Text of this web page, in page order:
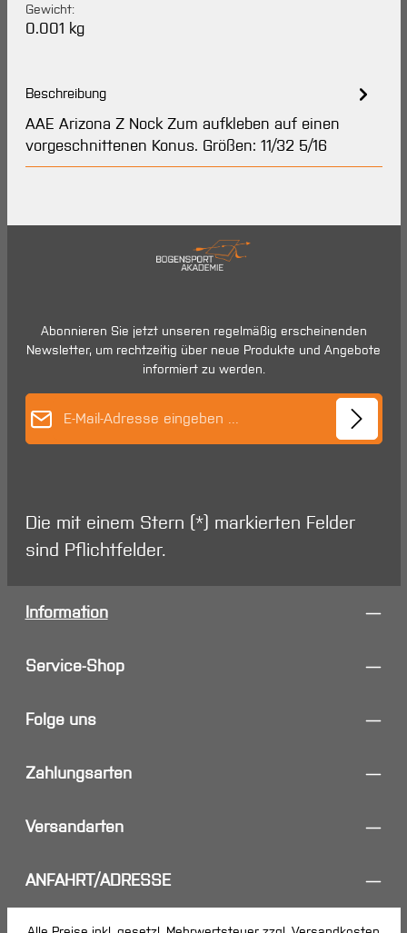
Gewicht:
0.001 kg
Beschreibung
AAE Arizona Z Nock Zum aufkleben auf einen
vorgeschnittenen Konus. Größen: 11/32 5/16
Abonnieren Sie jetzt unseren regelmäßig erscheinenden
Newsletter, um rechtzeitig über neue Produkte und Angebote
informiert zu werden.
Die mit einem Stern (*) markierten Felder
sind Pflichtfelder.
Information
Service-Shop
Folge uns
Zahlungsarten
Versandarten
ANFAHRT/ADRESSE